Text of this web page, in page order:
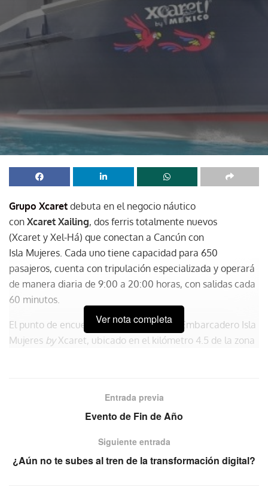
Grupo Xcaret debuta en el negocio náutico
con Xcaret Xailing, dos ferris totalmente nuevos
(Xcaret y Xel-Há) que conectan a Cancún con
Isla Mujeres. Cada uno tiene capacidad para 650
pasajeros, cuenta con tripulación especializada y operará
de manera diaria de 9:00 a 20:00 horas, con salidas cada
60 minutos.
El punto de encuentro para zarpar es el Embarcadero Isla
Mujeres byXcaret, ubicado en el kilómetro 4.5 de la zona
personas que adquieran un boleto redondo del ferry con
Ver nota completa
Entrada previa
Evento de Fin de Año
Siguiente entrada
¿Aún no te subes al tren de la transformación digital?